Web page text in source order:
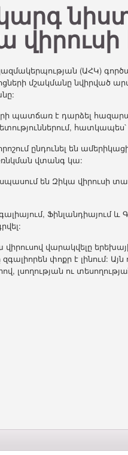
նիստ
վիրուսի
(ԱՀԿ)
մշակմանը նվիրված
պատճառ է դարձել
հատկապես՝
ընդունել են
վտանգ կա:
են Զիկա վիրուսի
Ֆինլանդիայում և
վիրուսով վարակվելը
փոքր է լինում: Այն
լսողության ու